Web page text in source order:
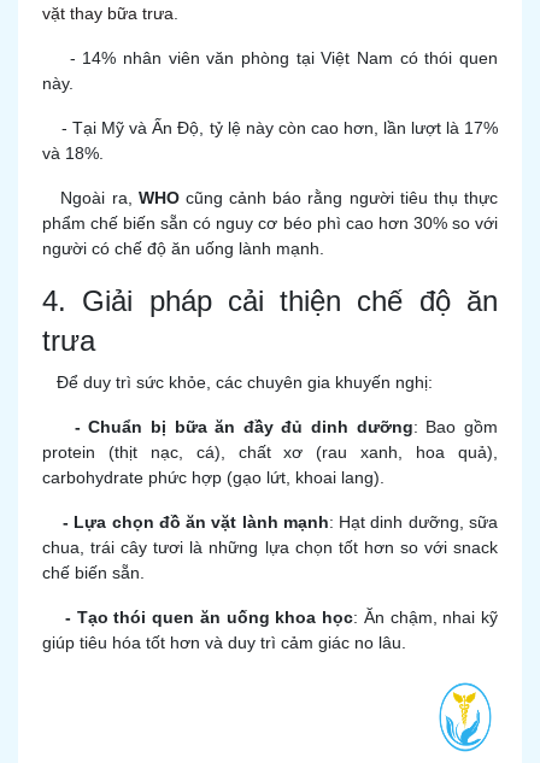
vặt thay bữa trưa
- 14% nhân viên văn phòng tại Việt Nam có thói quen
này.
- Tại Mỹ và Ấn Độ, tỷ lệ này còn cao hơn, lần lượt là 17%
và 18%.
Ngoài ra, WHOcũng cảnh báo rằng người tiêu thụ thực
phẩm chế biến sẵn có nguy cơ béo phì cao hơn 30% so với
người có chế độ ăn uống lành mạnh.
4. Giải pháp cải thiện chế độ ăn
trưa
Để duy trì sức khỏe, các chuyên gia khuyến nghị:
- Chuẩn bị bữa ăn đầy đủ dinh dưỡng: Bao gồm
protein (thịt nạc, cá), chất xơ (rau xanh, hoa quả),
carbohydrate phức hợp (gạo lứt, khoai lang).
- Lựa chọn đồ ăn vặt lành mạnh: Hạt dinh dưỡng, sữa
chua, trái cây tươi là những lựa chọn tốt hơn so với snack
chế biến sẵn.
- Tạo thói quen ăn uống khoa học: Ăn chậm, nhai kỹ
giúp tiêu hóa tốt hơn và duy trì cảm giác no lâu.